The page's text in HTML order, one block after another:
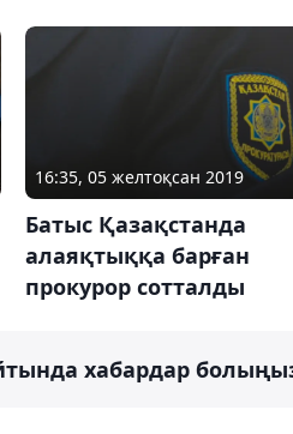
16:35, 05 желтоқсан 2019
Батыс Қазақстанда
алаяқтыққа барған
прокурор сотталды
хабардар